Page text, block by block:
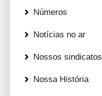
Números
Notícias no ar
Nossos sindicatos
Nossa História